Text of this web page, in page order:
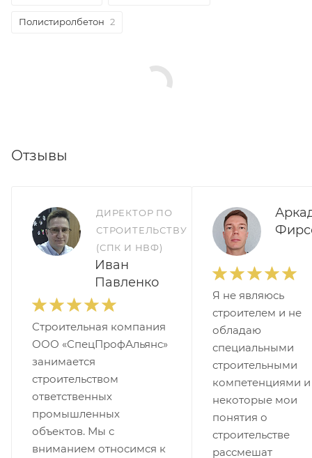
Полистиролбетон 2
Отзывы
ДИРЕКТОР ПО
СТРОИТЕЛЬСТВУ
(СПК И НВФ)
Иван
Павленко
Строительная компания
ООО «СпецПрофАльянс»
занимается
строительством
ответственных
промышленных
объектов. Мы с
вниманием относимся к
Я не являюсь
строителем и не
обладаю
специальными
строительными
компетенциями и
некоторые мои
понятия о
строительстве
рассмешат